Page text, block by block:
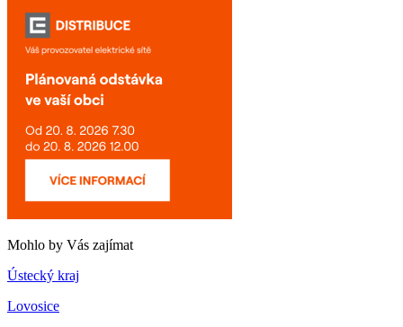
Mohlo by Vás zajímat
Ústecký kraj
Lovosice